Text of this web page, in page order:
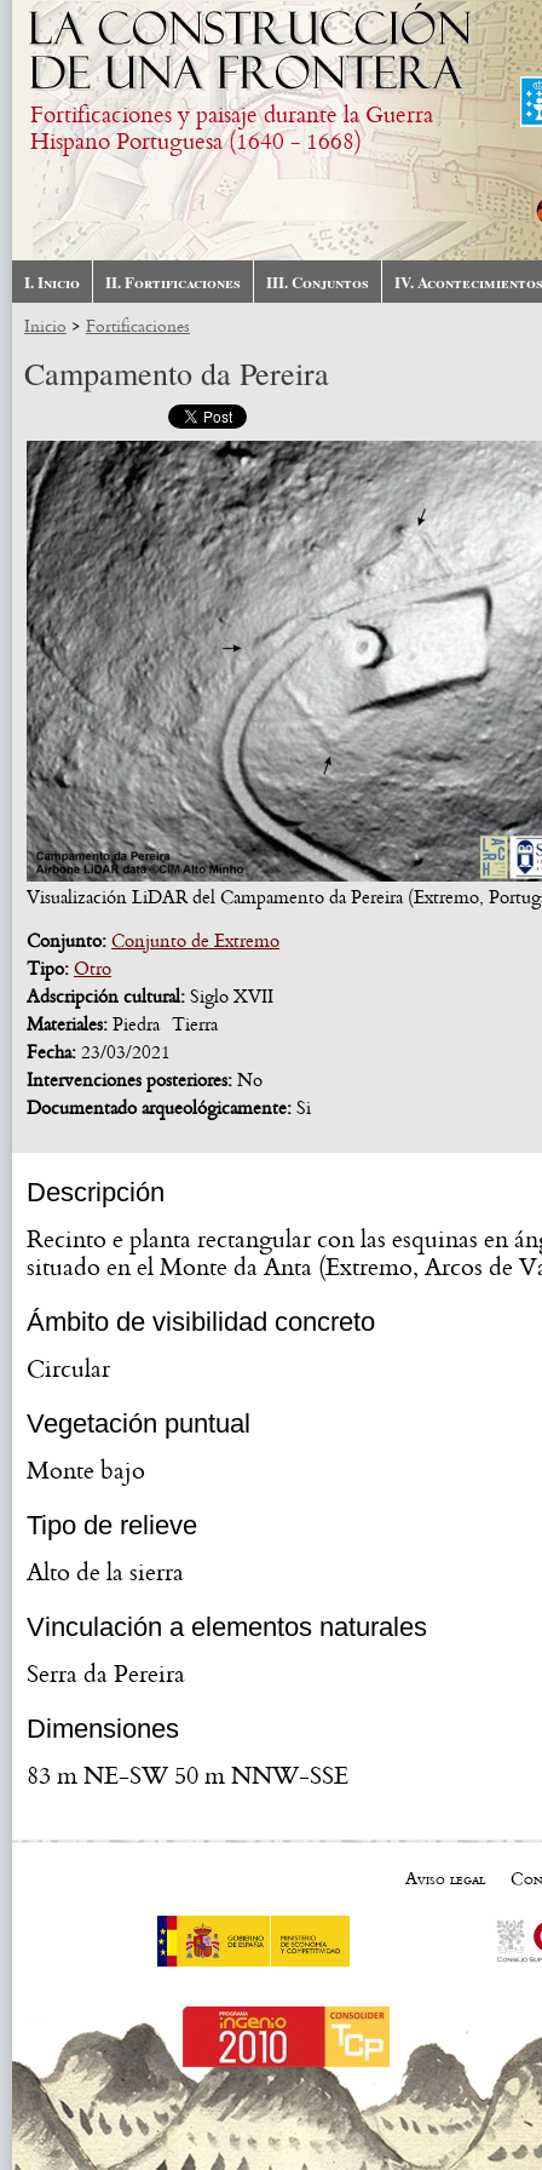
Pasar al contenido principal
Fortificaciones y paisaje durante la Guerra
Hispano Portuguesa (1640 - 1668)
I. Inicio II. Fortificaciones III. Conjuntos
IV. Acontecimientos
Inicio > Fortificaciones
Campamento da Pereira
Visualización LiDAR del Campamento da Pereira (Extremo,
Conjunto: Conjunto de Extremo
Tipo: Otro
Adscripción cultural: Siglo XVII
Materiales: Piedra Tierra
Fecha: 23/03/2021
Intervenciones posteriores: No
Documentado arqueológicamente: Si
Descripción
Recinto e planta rectangular con las esquinas en
situado en el Monte da Anta (Extremo, Arcos de
Ámbito de visibilidad concreto
Circular
Vegetación puntual
Monte bajo
Tipo de relieve
Alto de la sierra
Vinculación a elementos naturales
Serra da Pereira
Dimensiones
83 m NE-SW 50 m NNW-SSE
Aviso legal